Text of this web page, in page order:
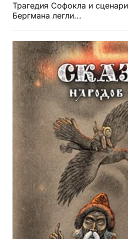
Трагедия Софокла и
Бергмана легли...